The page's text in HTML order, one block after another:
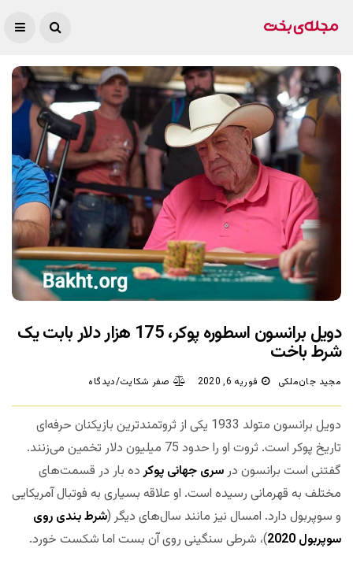
دویل برانسون اسطوره پوکر، 175 هزار دلار بابت یک
شرط باخت
مجید جان‌ملکی فوریه 6, 2020 صفر شکایت/دیدگاه
دویل برانسون متولد 1933 یکی از ثروتمندترین بازیکنان حرفه‌ای
تاریخ پوکر است. ثروت او را حدود 75 میلیون دلار تخمین می‌زنند.
گفتنی است برانسون درسری جهانی پوکرده بار در قسمت‌های
مختلف به قهرمانی رسیده است. او علاقه بسیاری به فوتبال آمریکایی
و سوپربول دارد. امسال نیز مانند سال‌های دیگر (شرط بندی روی
سوپربول 2020
)، شرطی سنگینی روی آن بست اما شکست خورد.